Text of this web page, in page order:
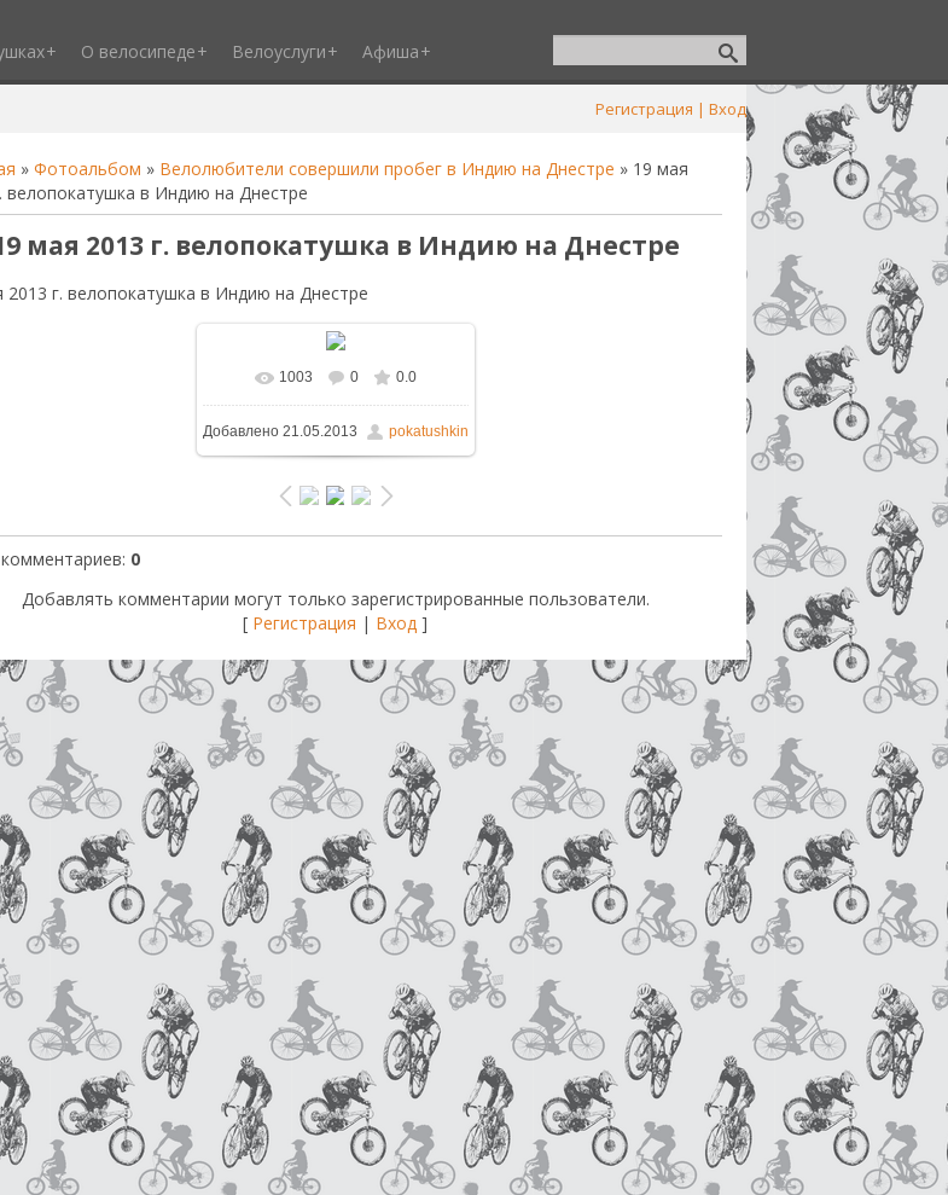
О велосипеде Велоуслуги Афиша
Регистрация | Вход
» Фотоальбом » Велолюбители совершили пробег в Индию на Днестре » 19 мая
велопокатушка в Индию на Днестре
мая 2013 г. велопокатушка в Индию на Днестре
2013 г. велопокатушка в Индию на Днестре
В реальном размере 1600x1200
/ 343.5Kb
1003 0 0.0
Добавлено21.05.2013 pokatushkin
: 0
Добавлять комментарии могут только зарегистрированные пользователи.
[ Регистрация | Вход ]